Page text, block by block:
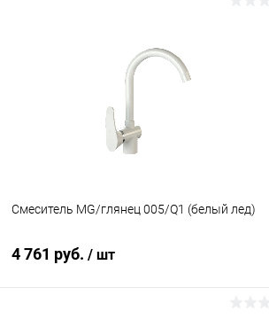
Смеситель MG/глянец 005/Q1 (белый лед)
4 761 руб. / шт